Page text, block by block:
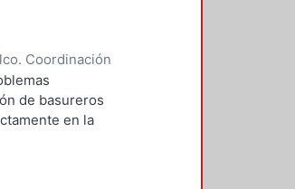
Coordinación
Hernández,
de basureros
en la